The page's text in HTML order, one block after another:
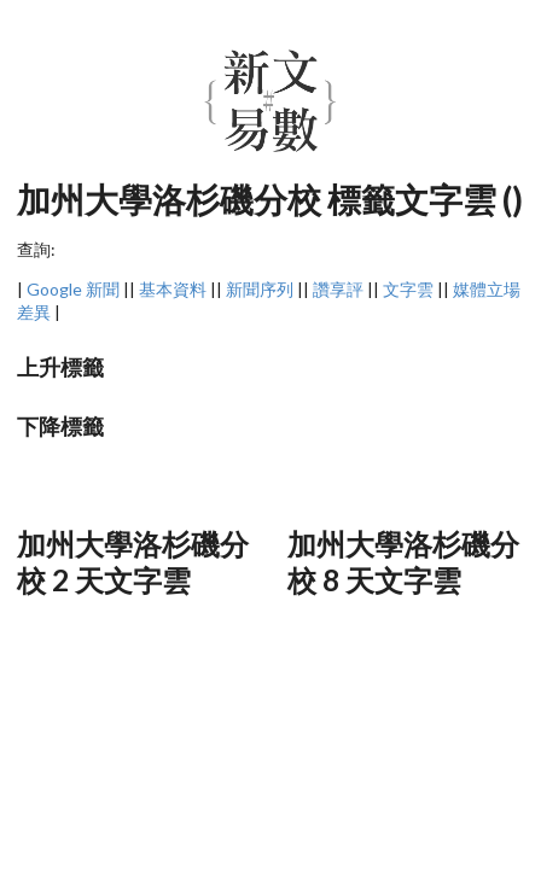
加州大學洛杉磯分校 標籤文字雲 ()
查詢:
| Google 新聞 || 基本資料 || 新聞序列 || 讚享評 || 文字雲 || 媒體立場
差異 |
上升標籤
下降標籤
加州大學洛杉磯分
校 2 天文字雲
加州大學洛杉磯分
校 8 天文字雲